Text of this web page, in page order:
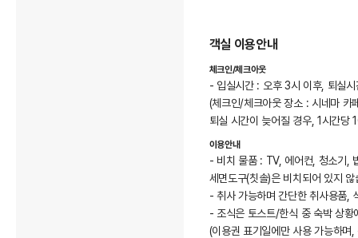
객실 이용안내
체크인/체크아웃
- 입실시간 : 오후 3시 이후, 퇴실시
(체크인/체크아웃 장소 : 시네마 카
퇴실 시간이 늦어질 경우, 1시간
이용안내
- 비치 물품 : TV, 에어컨, 청소기,
세면도구(칫솔)은 비치되어 있지 않
- 취사 가능하며 간단한 취사용품,
- 조식은 토스트/한식 중 숙박 상황
(이용권 표기일에만 사용 가능하며